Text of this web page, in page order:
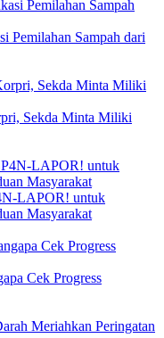
Pemilahan Sampah dari
Sekda Minta Miliki
LAPOR! untuk
Masyarakat
Cek Progress